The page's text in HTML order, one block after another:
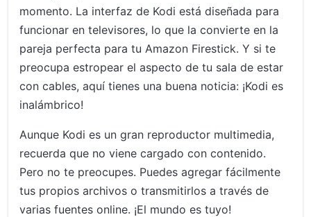
momento. La interfaz de Kodi está diseñada para
funcionar en televisores, lo que la convierte en la
pareja perfecta para tu Amazon Firestick. Y si te
preocupa estropear el aspecto de tu sala de estar
con cables, aquí tienes una buena noticia: ¡Kodi es
inalámbrico!
Aunque Kodi es un gran reproductor multimedia,
recuerda que no viene cargado con contenido.
Pero no te preocupes. Puedes agregar fácilmente
tus propios archivos o transmitirlos a través de
varias fuentes online. ¡El mundo es tuyo!